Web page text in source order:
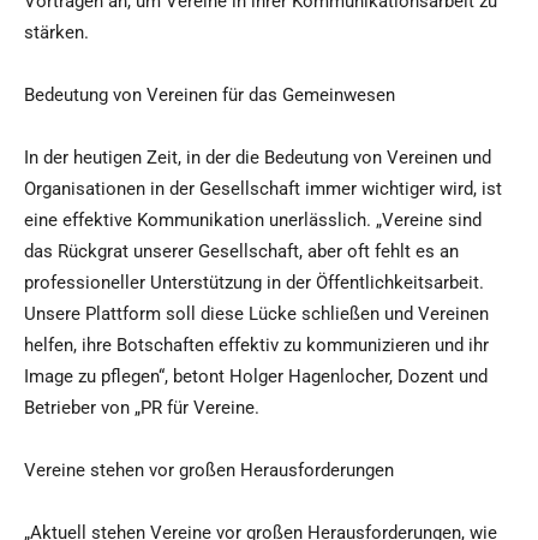
stärken.
Bedeutung von Vereinen für das Gemeinwesen
In der heutigen Zeit, in der die Bedeutung von Vereinen und
Organisationen in der Gesellschaft immer wichtiger wird, ist
eine effektive Kommunikation unerlässlich. „Vereine sind
das Rückgrat unserer Gesellschaft, aber oft fehlt es an
professioneller Unterstützung in der Öffentlichkeitsarbeit.
Unsere Plattform soll diese Lücke schließen und Vereinen
helfen, ihre Botschaften effektiv zu kommunizieren und ihr
Image zu pflegen“, betont Holger Hagenlocher, Dozent und
Betrieber von „PR für Vereine.
Vereine stehen vor großen Herausforderungen
„Aktuell stehen Vereine vor großen Herausforderungen, wie